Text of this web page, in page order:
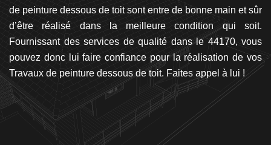
de peinture dessous de toit sont entre de bonne main et sûr
d’être réalisé dans la meilleure condition qui soit.
Fournissant des services de qualité dans le 44170, vous
pouvez donc lui faire confiance pour la réalisation de vos
Travaux de peinture dessous de toit. Faites appel à lui !